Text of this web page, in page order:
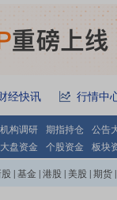
经快讯 行情中
机构调研 期指持仓
公告
大盘资金 个股资金 板块
基金 港股 美股 期货